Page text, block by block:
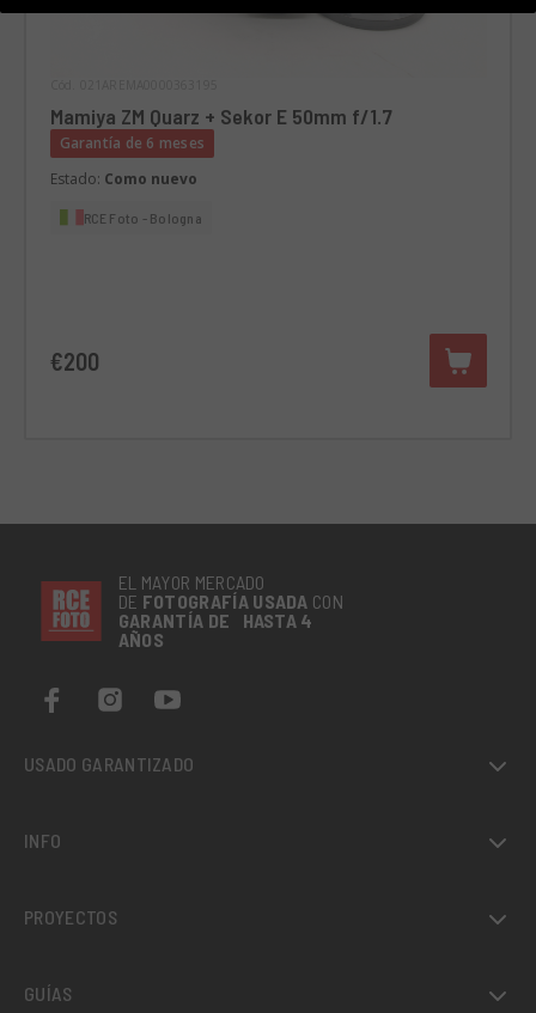
Mamiya ZM Quarz + Sekor E 50mm f/1.7
Garantía de 6 meses
Estado: Como nuevo
RCE Foto - Bologna
€200
EL MAYOR MERCADO
DE FOTOGRAFÍA USADA CON
GARANTÍA DE HASTA 4
AÑOS
USADO GARANTIZADO
INFO
PROYECTOS
GUÍAS